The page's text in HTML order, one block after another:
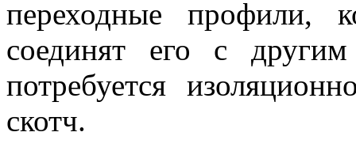
переходные профили,
соединят его с
потребуется
скотч.